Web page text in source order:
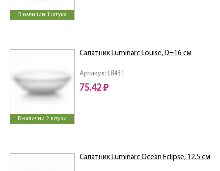
В наличии 1 штука
В наличии 2 штуки
Артикул: L8431
Салатник Luminarc Louise, D=16 см
75.42 ₽
Салатник Luminarc Ocean Eclipse, 12.5 см